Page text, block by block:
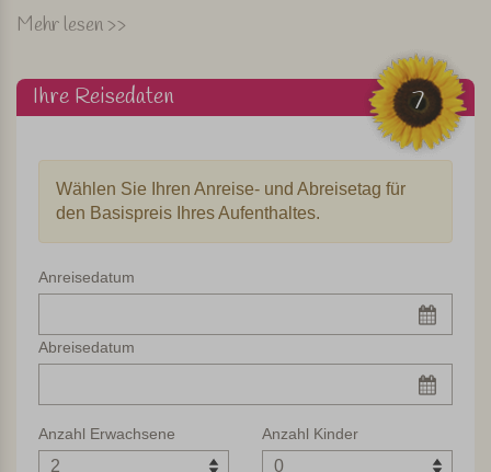
Schöner See- und Bergblick
Diese Unterkunft ist ein Gasthaus und kein Agriturismo.
Das liegt daran, dass keine landwirtschaftlichen Aktivitäten
stattfinden. Das Gasthaus liegt etwas höher am Berg, 2
Vom Garten aus
haben Sie einen schönen Ausblick über den See und die
umliegenden Berge. Es gibt keinen Pool, aber im Garten
gibt es Stühle und Sonnenliegen zum Entspannen.
aber zurück ist es ein ziemlicher Aufstieg. Die gemütliche
Stadt Menaggio liegt ca. 20 Autominuten entfernt, die
schöne Stadt Como etwas mehr als eine halbe Stunde.
Das Seetourboot besucht auch die Stadt Argegno. Mit dem
Boot erreichen Sie bequem Belaggio, die berühmteste
Mailand ist innerhalb einer Stunde zu erreichen.
Mehr lesen >>
7
Ihre Reisedaten
Wählen Sie Ihren Anreise- und Abreisetag für
den Basispreis Ihres Aufenthaltes.
Anreisedatum
Abreisedatum
Anzahl Erwachsene Anzahl Kinder